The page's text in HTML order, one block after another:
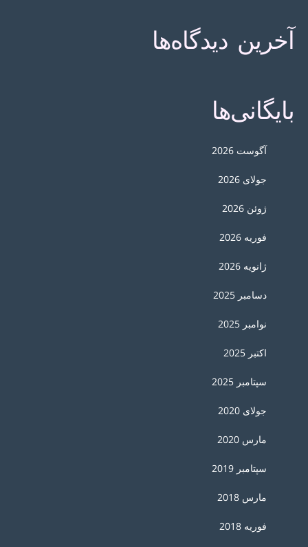
آخرین دیدگاه‌ها
بایگانی‌ها
آگوست 2026
جولای 2026
ژوئن 2026
فوریه 2026
ژانویه 2026
دسامبر 2025
نوامبر 2025
اکتبر 2025
سپتامبر 2025
جولای 2020
مارس 2020
سپتامبر 2019
مارس 2018
فوریه 2018